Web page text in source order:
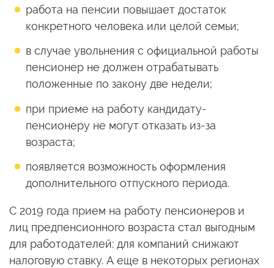
работа на пенсии повышает достаток
конкретного человека или целой семьи;
в случае увольнения с официальной работы
пенсионер не должен отрабатывать
положенные по закону две недели;
при приеме на работу кандидату-
пенсионеру не могут отказать из-за
возраста;
появляется возможность оформления
дополнительного отпускного периода.
С 2019 года прием на работу пенсионеров и
лиц предпенсионного возраста стал выгодным
для работодателей: для компаний снижают
налоговую ставку. А еще в некоторых регионах